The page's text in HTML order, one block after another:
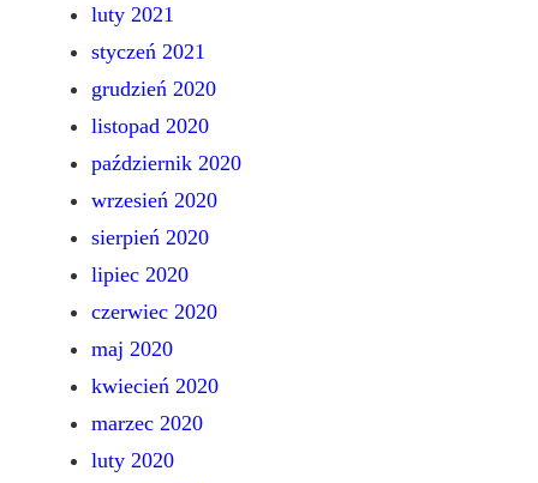
luty 2021
styczeń 2021
grudzień 2020
listopad 2020
październik 2020
wrzesień 2020
sierpień 2020
lipiec 2020
czerwiec 2020
maj 2020
kwiecień 2020
marzec 2020
luty 2020